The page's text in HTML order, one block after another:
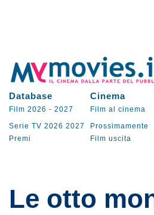
Database Cinema
Film 2026 - 2027 Film al cinema
Serie TV 2026 2027 Prossimamente
Premi
Film uscita
Le otto